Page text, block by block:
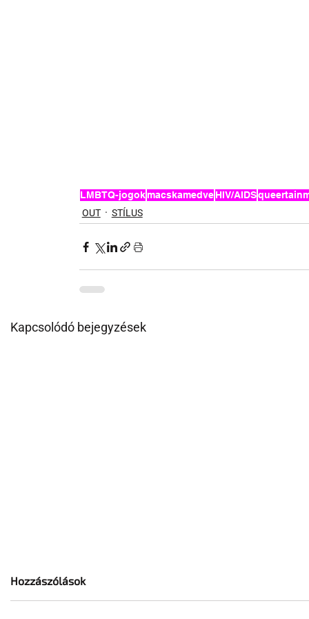
LMBTQ-jogokmacskamedve HIV/AIDS
OUT
STÍLUS
Kapcsolódó bejegyzések
Hozzászólások